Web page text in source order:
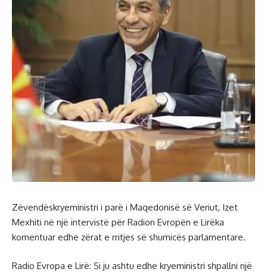
Zëvendëskryeministri i parë i Maqedonisë së Veriut, Izet
Mexhiti në një intervistë për Radion Evropën e Lirëka
komentuar edhe zërat e rritjes së shumicës parlamentare.
Radio Evropa e Lirë: Si ju ashtu edhe kryeministri shpallni një